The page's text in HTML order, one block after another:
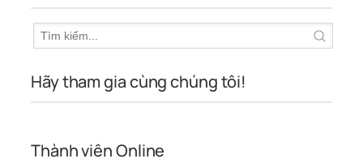
Hãy tham gia cùng chúng tôi!
Thành viên Online